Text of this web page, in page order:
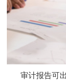
审计报告可出